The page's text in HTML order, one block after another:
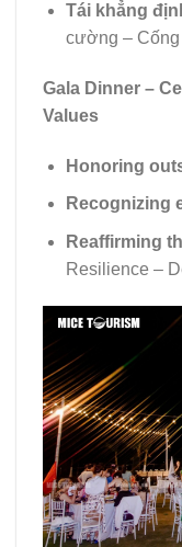
Tái khẳng
cường – Cống
Gala Dinner –
Values
Honoring
Recognizing
Reaffirming
Resilience –